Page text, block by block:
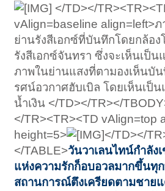
</TD></
vAlign=baseline align=left>
ย่านรังสีเอกซ์ที่บันทึกโดยกล้อ
รังสีเอกซ์จันทรา ซึ่งจะเห็นเป็
ภาพในย่านแสงที่ตามองเห็นบั
รศน์อวกาศฮับเบิล โดยเห็นเป็
น้ำเงิน </TD></TR></
</TR><TR><TD vAlign=top
height=5>
</TD></
</TABLE>วันวาเลนไทน์กำลัง
แห่งความรักก็อบอวลมากขึ้นทุ
สถานการณ์ตึงเครียดตามชาย